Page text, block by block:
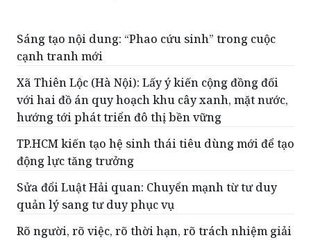
Sáng tạo nội dung: “Phao cứu sinh” trong cuộc
cạnh tranh mới
Xã Thiên Lộc (Hà Nội): Lấy ý kiến cộng đồng đối
với hai đồ án quy hoạch khu cây xanh, mặt nước,
hướng tới phát triển đô thị bền vững
TP.HCM kiến tạo hệ sinh thái tiêu dùng mới để tạo
động lực tăng trưởng
Sửa đổi Luật Hải quan: Chuyển mạnh từ tư duy
quản lý sang tư duy phục vụ
Rõ người, rõ việc, rõ thời hạn, rõ trách nhiệm giải